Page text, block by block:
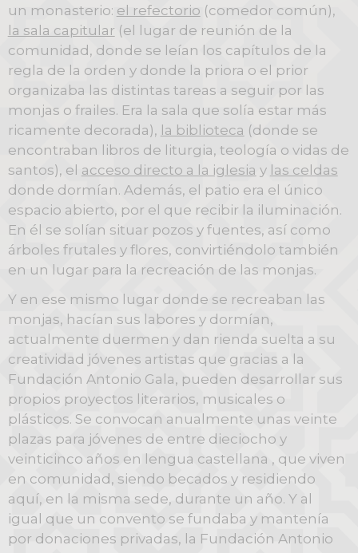
un monasterio: el refectorio (comedor común),
la sala capitular (el lugar de reunión de la
comunidad, donde se leían los capítulos de la
regla de la orden y donde la priora o el prior
organizaba las distintas tareas a seguir por las
monjas o frailes. Era la sala que solía estar más
ricamente decorada), la biblioteca (donde se
encontraban libros de liturgia, teología o vidas de
santos), el acceso directo a la iglesia y las celdas
donde dormían. Además, el patio era el único
espacio abierto, por el que recibir la iluminación.
En él se solían situar pozos y fuentes, así como
árboles frutales y flores, convirtiéndolo también
en un lugar para la recreación de las monjas.
Y en ese mismo lugar donde se recreaban las
monjas, hacían sus labores y dormían,
actualmente duermen y dan rienda suelta a su
creatividad jóvenes artistas que gracias a la
Fundación Antonio Gala, pueden desarrollar sus
propios proyectos literarios, musicales o
plásticos. Se convocan anualmente unas veinte
plazas para jóvenes de entre dieciocho y
veinticinco años en lengua castellana , que viven
en comunidad, siendo becados y residiendo
aquí, en la misma sede, durante un año. Y al
igual que un convento se fundaba y mantenía
por donaciones privadas, la Fundación Antonio